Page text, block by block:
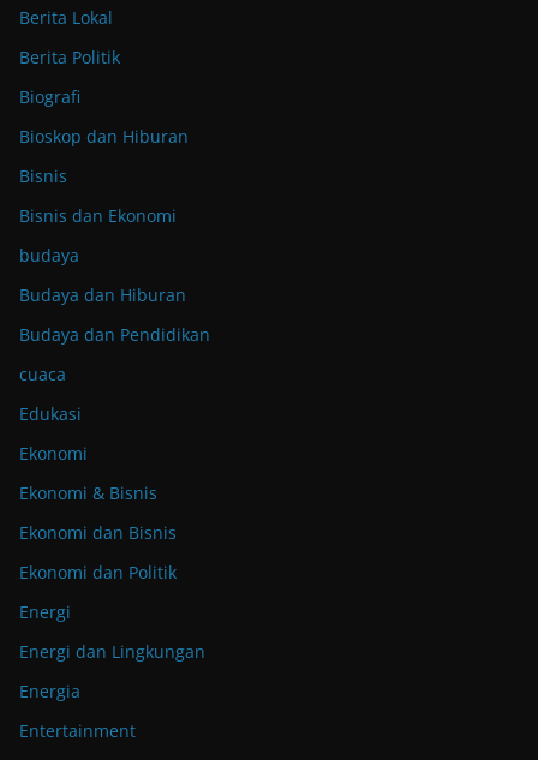
Berita Lokal
Berita Politik
Biografi
Bioskop dan Hiburan
Bisnis
Bisnis dan Ekonomi
budaya
Budaya dan Hiburan
Budaya dan Pendidikan
cuaca
Edukasi
Ekonomi
Ekonomi & Bisnis
Ekonomi dan Bisnis
Ekonomi dan Politik
Energi
Energi dan Lingkungan
Energia
Entertainment